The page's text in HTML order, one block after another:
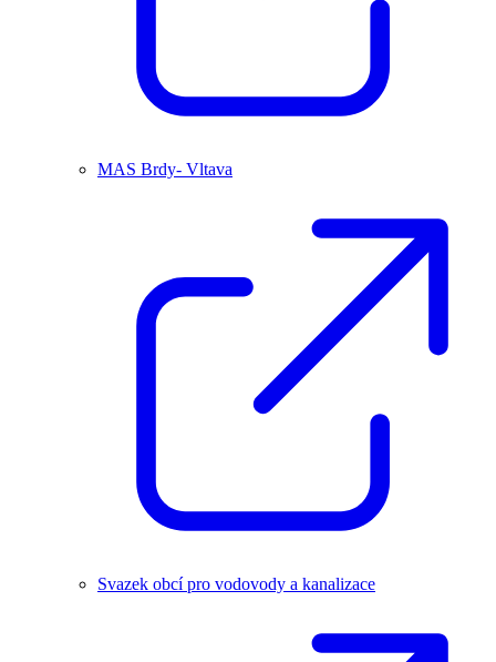
MAS Brdy- Vltava
Svazek obcí pro vodovody a kanalizace